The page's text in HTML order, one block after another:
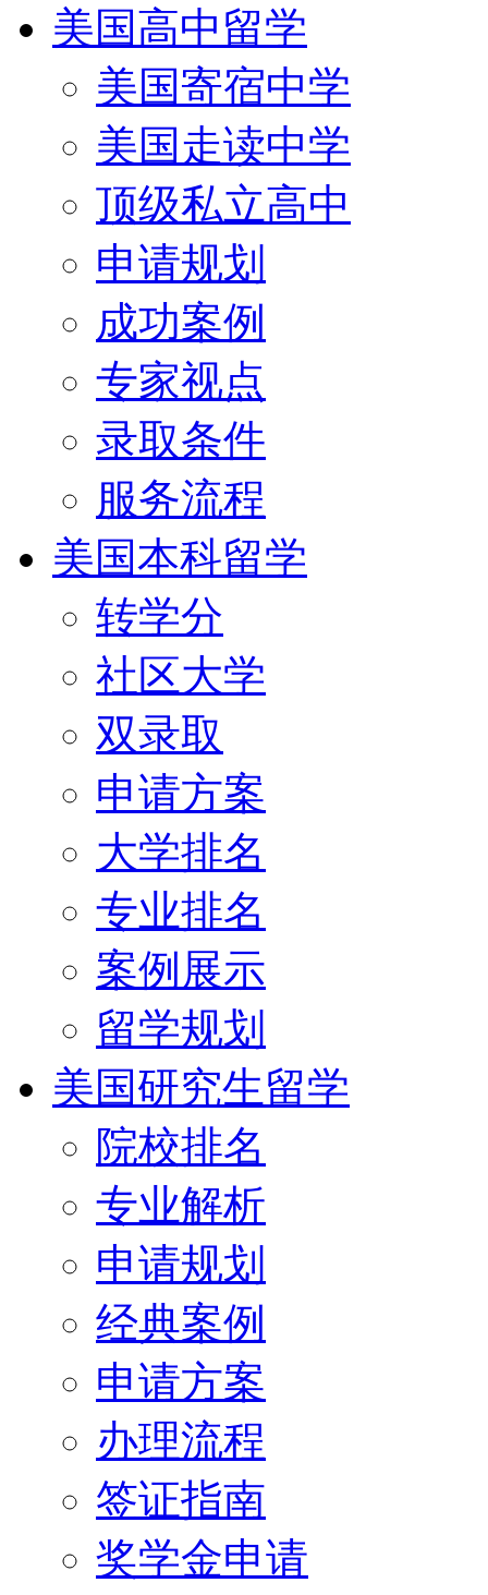
美国高中留学
美国寄宿中学
美国走读中学
顶级私立高中
申请规划
成功案例
专家视点
录取条件
服务流程
美国本科留学
转学分
社区大学
双录取
申请方案
大学排名
专业排名
案例展示
留学规划
美国研究生留学
院校排名
专业解析
申请规划
经典案例
申请方案
办理流程
签证指南
奖学金申请